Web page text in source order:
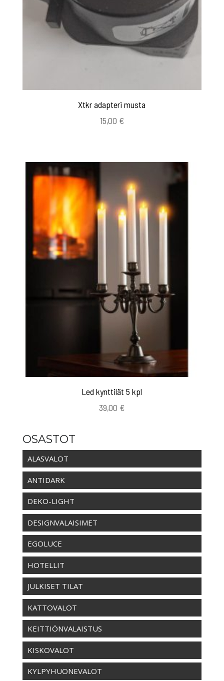
Xtkr adapteri musta
15,00 €
Led kynttilät 5 kpl
39,00 €
OSASTOT
ALASVALOT
ANTIDARK
DEKO-LIGHT
DESIGNVALAISIMET
EGOLUCE
HOTELLIT
JULKISET TILAT
KATTOVALOT
KEITTIÖNVALAISTUS
KISKOVALOT
KYLPYHUONEVALOT